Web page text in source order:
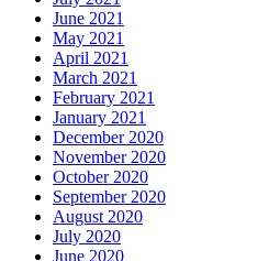
June 2021
May 2021
April 2021
March 2021
February 2021
January 2021
December 2020
November 2020
October 2020
September 2020
August 2020
July 2020
June 2020